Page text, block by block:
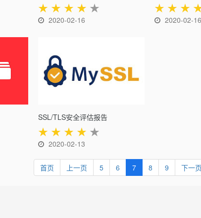
★ ★ ★ ★ ★
2020-02-16
★ ★ ★
2020-02-16
SSL/TLS安全评估报告
★ ★ ★ ★ ★
2020-02-13
首页 上一页 5 6 7 8 9 下一页